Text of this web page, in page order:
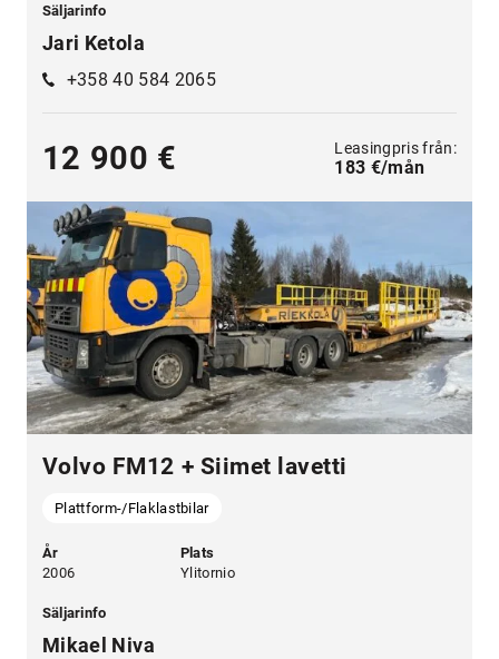
Säljarinfo
Jari Ketola
+358 40 584 2065
12 900 € Leasingpris från:
183 €/mån
Volvo FM12 + Siimet lavetti
Plattform-/Flaklastbilar
År
2006
Plats
Ylitornio
Säljarinfo
Mikael Niva